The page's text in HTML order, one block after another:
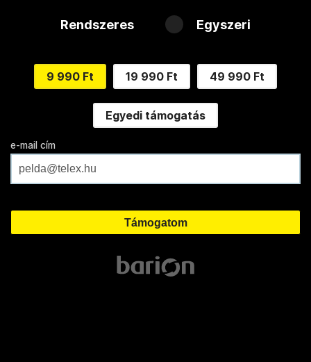
Rendszeres Egyszeri
9 990 Ft 19 990 Ft 49 990 Ft
Egyedi támogatás
e-mail cím